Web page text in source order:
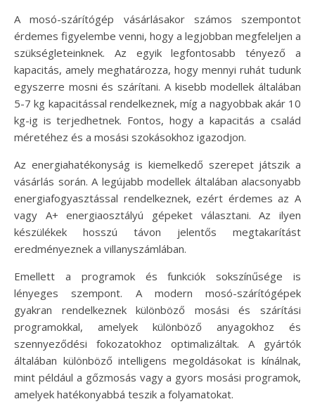
A mosó-szárítógép vásárlásakor számos szempontot
érdemes figyelembe venni, hogy a legjobban megfeleljen a
szükségleteinknek. Az egyik legfontosabb tényező a
kapacitás, amely meghatározza, hogy mennyi ruhát tudunk
egyszerre mosni és szárítani. A kisebb modellek általában
5-7 kg kapacitással rendelkeznek, míg a nagyobbak akár 10
kg-ig is terjedhetnek. Fontos, hogy a kapacitás a család
méretéhez és a mosási szokásokhoz igazodjon.
Az energiahatékonyság is kiemelkedő szerepet játszik a
vásárlás során. A legújabb modellek általában alacsonyabb
energiafogyasztással rendelkeznek, ezért érdemes az A
vagy A+ energiaosztályú gépeket választani. Az ilyen
készülékek hosszú távon jelentős megtakarítást
eredményeznek a villanyszámlában.
Emellett a programok és funkciók sokszínűsége is
lényeges szempont. A modern mosó-szárítógépek
gyakran rendelkeznek különböző mosási és szárítási
programokkal, amelyek különböző anyagokhoz és
szennyeződési fokozatokhoz optimalizáltak. A gyártók
általában különböző intelligens megoldásokat is kínálnak,
mint például a gőzmosás vagy a gyors mosási programok,
amelyek hatékonyabbá teszik a folyamatokat.